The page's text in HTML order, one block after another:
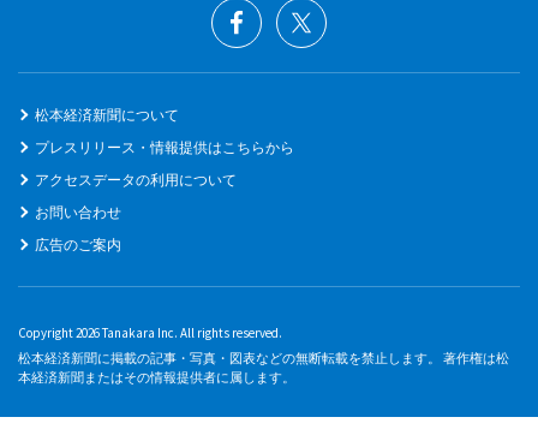
松本経済新聞について
プレスリリース・情報提供はこちらから
アクセスデータの利用について
お問い合わせ
広告のご案内
Copyright 2026 Tanakara Inc. All rights reserved.
松本経済新聞に掲載の記事・写真・図表などの無断転載を禁止します。 著作権は松
本経済新聞またはその情報提供者に属します。